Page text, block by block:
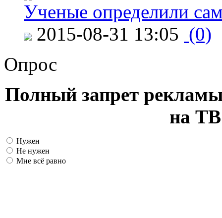
Ученые определили
2015-08-31 13:05 (0)
Опрос
Полный запрет
на ТВ
Нужен
Не нужен
Мне всё равно